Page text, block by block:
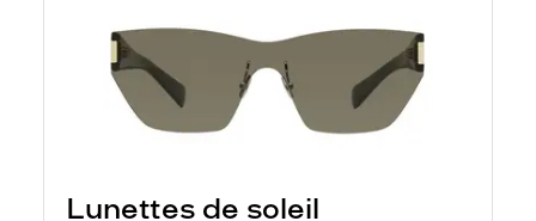
Lunettes de soleil